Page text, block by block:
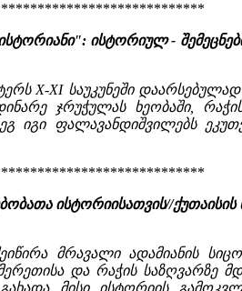
ისტორიულ -
X-XI საუკუნეში
ჯრუჭულას ხეობაში,
იგი ფალავანდიშვილებს
ისტორიისათვის//
მრავალი ადამიანის
და რაჭის საზღვარზე
მისი ისტორიის